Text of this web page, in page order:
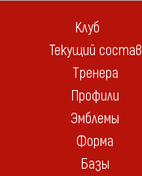
Клуб
Текущий состав
Тренера
Профили
Эмблемы
Форма
Базы